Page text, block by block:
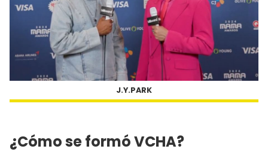
J.Y.PARK
¿Cómo se formó VCHA?